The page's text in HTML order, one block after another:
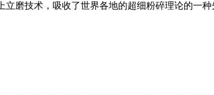
磨技术，吸收了世界各地的超细粉碎理论的一